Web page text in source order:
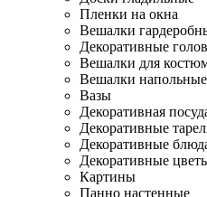
Пленки на окна
Вешалки
Декоративные
Вешалки для
Вешалки напольные
Вазы
Декоративная
Декоративные
Декоративные
Декоративные
Картины
Панно настенные